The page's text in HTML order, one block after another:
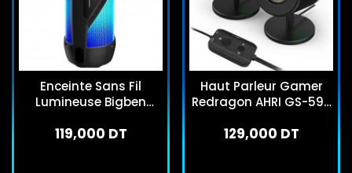
Enceinte Sans Fil
Lumineuse Bigben
119,000 DT
Haut Parleur Gamer
Redragon AHRI GS-598
129,000 DT